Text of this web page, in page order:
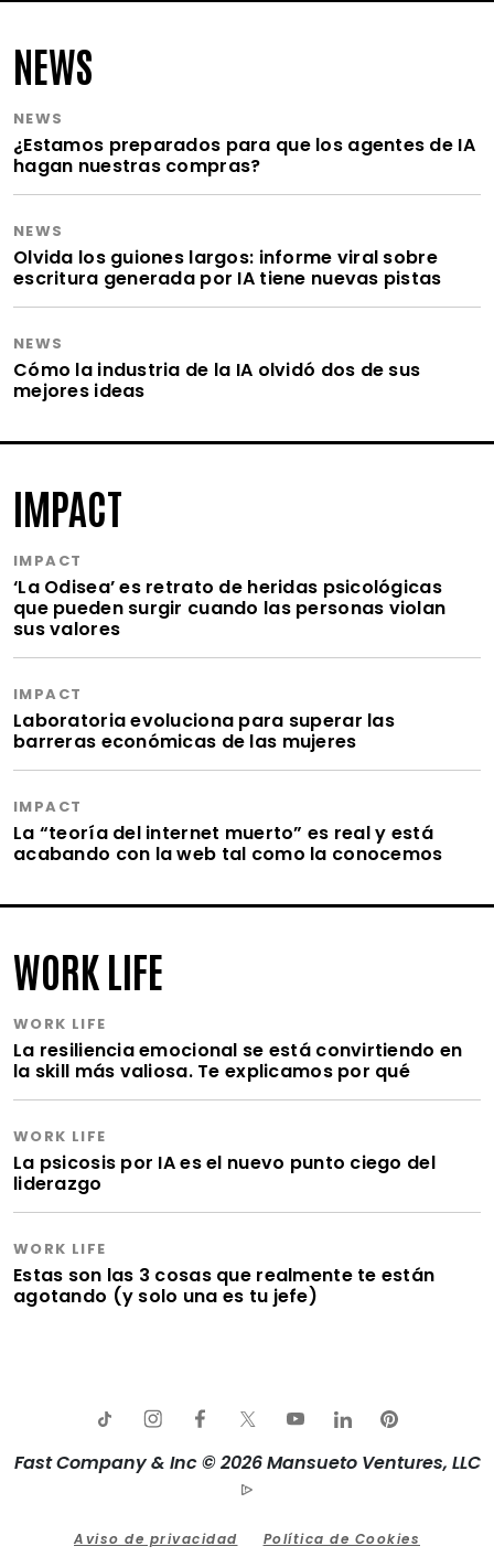
NEWS
NEWS
¿Estamos preparados para que los agentes de IA
hagan nuestras compras?
NEWS
Olvida los guiones largos: informe viral sobre
escritura generada por IA tiene nuevas pistas
NEWS
Cómo la industria de la IA olvidó dos de sus
mejores ideas
IMPACT
IMPACT
‘La Odisea’ es retrato de heridas psicológicas
que pueden surgir cuando las personas violan
sus valores
IMPACT
Laboratoria evoluciona para superar las
barreras económicas de las mujeres
IMPACT
La “teoría del internet muerto” es real y está
acabando con la web tal como la conocemos
WORK LIFE
WORK LIFE
La resiliencia emocional se está convirtiendo en
la skill más valiosa. Te explicamos por qué
WORK LIFE
La psicosis por IA es el nuevo punto ciego del
liderazgo
WORK LIFE
Estas son las 3 cosas que realmente te están
agotando (y solo una es tu jefe)
Fast Company & Inc © 2026 Mansueto Ventures, LLC
Aviso de privacidad Política de Cookies